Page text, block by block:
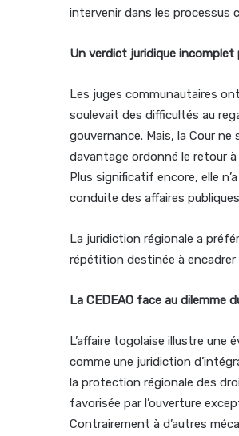
intervenir dans les
Un verdict juridique incomplet
Les juges communautaires
soulevait des difficultés au
gouvernance. Mais, la Cour ne
davantage ordonné le retour
Plus significatif encore, elle
conduite des affaires
La juridiction régionale a
répétition destinée à
La CEDEAO face au dilemme
L’affaire togolaise illustre une
comme une juridiction
la protection régionale des
favorisée par l’ouverture
Contrairement à d’autres